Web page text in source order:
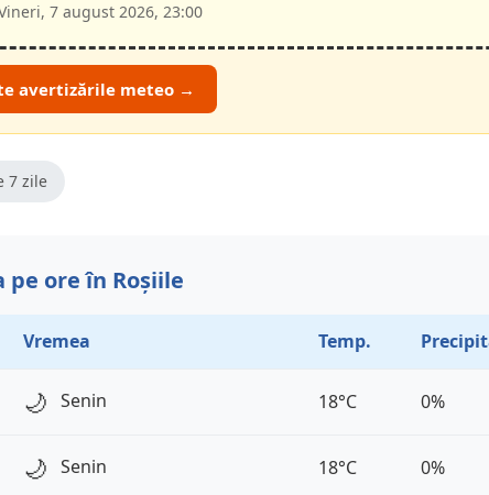
7 august 2026, 23:00
avertizările meteo →
7 zile
pe ore în Roșiile
Vremea Temp.
🌙 Senin 18°C 0%
🌙 Senin 18°C 0%